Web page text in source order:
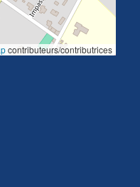
contributeurs/contributrices